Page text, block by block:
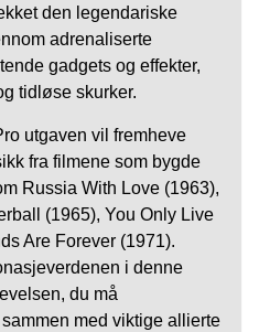
den legendariske
adrenaliserte
gadgets og effekter,
tidløse skurker.
utgaven vil fremheve
fra filmene som bygde
Russia With Love (1963),
(1965), You Only Live
Are Forever (1971).
i denne
du må
med viktige allierte